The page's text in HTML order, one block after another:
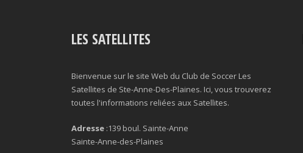
LES SATELLITES
Bienvenue sur le site Web du Club de Soccer Les
Satellites de Ste-Anne-Des-Plaines. Ici, vous trouverez
toutes l'informations reliées aux Satellites.
Adresse :139 boul. Sainte-Anne
Sainte-Anne-des-Plaines